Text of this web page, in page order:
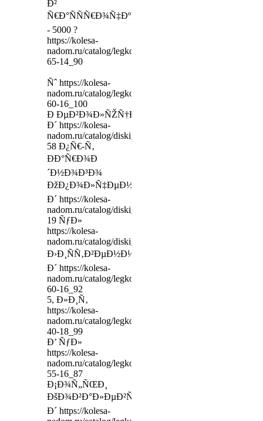
Ð²
Ñ€Ð°ÑÑÑ€Ð¾Ñ‡ÐºÑƒ
- 5000 ?
https://kolesa-
nadom.ru/catalog/legkovie_shiny/model/292740/
65-14_90
Ñˆ https://kolesa-
nadom.ru/catalog/legkovie_shiny/model/149787/
60-16_100
Ð ÐµÐ²Ð¾Ð»ÑŽÑ†Ð¸Ð¸,
Ð´ https://kolesa-
nadom.ru/catalog/diski_legkovy/model/328398/
58 Ð¿Ñ€-Ñ‚
ÐÐ°Ñ€Ð¾Ð
´Ð½Ð¾Ð³Ð¾
ÐžÐ¿Ð¾Ð»Ñ‡ÐµÐ½Ð¸Ñ,
Ð´ https://kolesa-
nadom.ru/catalog/diski_legkovy/model/345995/
19 ÑƒÐ»
https://kolesa-
nadom.ru/catalog/diski_legkovy/model/310205/
Ð›Ð¸ÑÑ‚Ð²ÐµÐ½Ð½Ð°Ñ,
Ð´ https://kolesa-
nadom.ru/catalog/legkovie_shiny/model/122314/
60-16_92
5, Ð»Ð¸Ñ‚
https://kolesa-
nadom.ru/catalog/legkovie_shiny/model/343488/
40-18_99
Ð’ ÑƒÐ»
https://kolesa-
nadom.ru/catalog/legkovie_shiny/model/364678/
55-16_87
Ð¡Ð¾Ñ„ÑŒÐ¸
ÐšÐ¾Ð²Ð°Ð»ÐµÐ²ÑÐºÐ¾Ð¹,
Ð´ https://kolesa-